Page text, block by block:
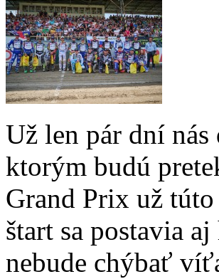
Už len pár dní
ktorým budú
Grand Prix už
štart sa postavia
nebude chýbať